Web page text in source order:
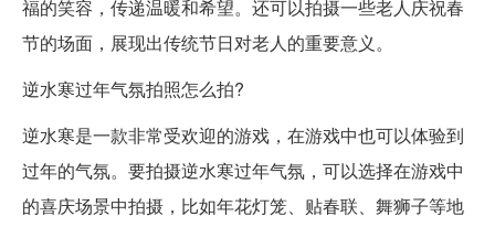
福的笑容，传递温暖和希望。还可以拍摄一些老人庆祝春
节的场面，展现出传统节日对老人的重要意义。
逆水寒过年气氛拍照怎么拍?
逆水寒是一款非常受欢迎的游戏，在游戏中也可以体验到
过年的气氛。要拍摄逆水寒过年气氛，可以选择在游戏中
的喜庆场景中拍摄，比如年花灯笼、贴春联、舞狮子等地